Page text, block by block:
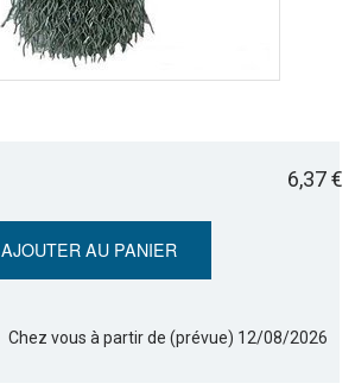
6,37 €
AJOUTER AU PANIER
Chez vous à partir de (prévue) 12/08/2026